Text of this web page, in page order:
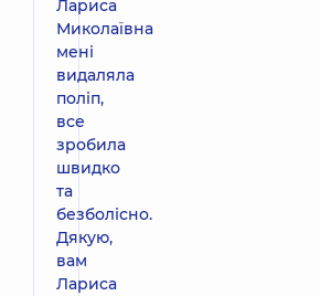
Лариса
Миколаївна
мені
видаляла
поліп,
все
зробила
швидко
та
безболісно.
Дякую,
вам
Лариса